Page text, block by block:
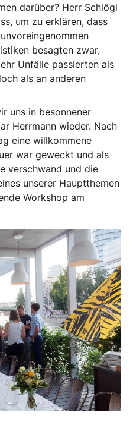
darüber? Herr Schlögl
um zu erklären, dass
besagten zwar,
Unfälle passierten als
als an anderen
uns in besonnener
Herrmann wieder. Nach
eine willkommene
war geweckt und als
verschwand und die
unserer Hauptthemen
Workshop am